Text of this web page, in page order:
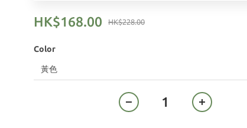
HK$228.00
HK$168.00
Color